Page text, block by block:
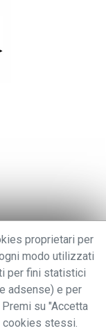
proprietari per
modo utilizzati
per fini statistici
adsense) e per
su "Accetta
cookies stessi.